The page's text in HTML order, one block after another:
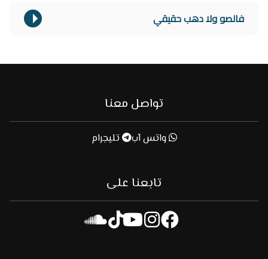
فالصو ولا دهب حقيقي
تواصل معنا
واتس آب تليجرام
تابعنا على